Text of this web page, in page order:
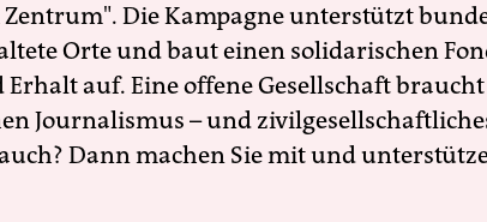
Die Kampagne unterstützt
Orte und baut einen solidarischen
Erhalt auf. Eine offene Gesellschaft
Journalismus – und
Dann machen Sie mit und